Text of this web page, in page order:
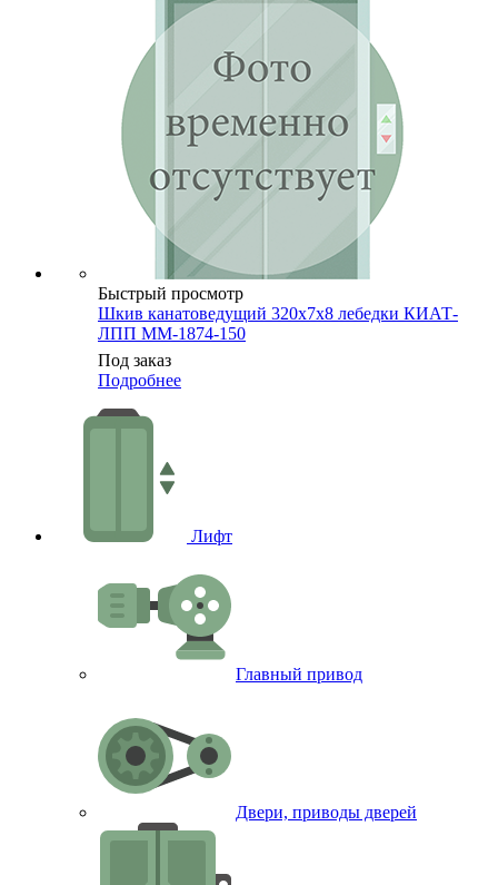
Быстрый просмотр
Шкив канатоведущий 320х7х8 лебедки КИАТ-
ЛПП ММ-1874-150
Под заказ
Подробнее
Лифт
Главный привод
Двери, приводы дверей